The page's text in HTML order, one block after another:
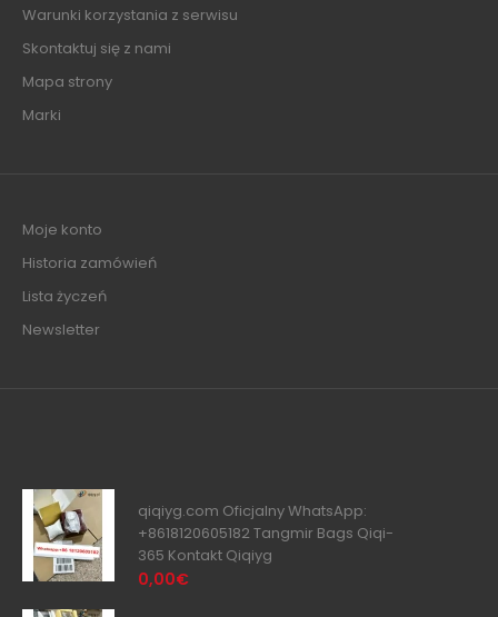
Warunki korzystania z serwisu
Skontaktuj się z nami
Mapa strony
Marki
Moje konto
Historia zamówień
Lista życzeń
Newsletter
qiqiyg.com Oficjalny WhatsApp:
+8618120605182 Tangmir Bags Qiqi-
365 Kontakt Qiqiyg
0,00€